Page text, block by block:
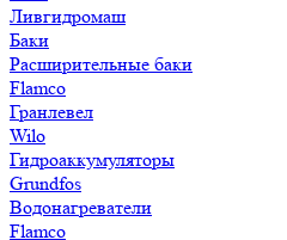
Ливгидромаш
Баки
Расширительные баки
Flamco
Гранлевел
Wilo
Гидроаккумуляторы
Grundfos
Водонагреватели
Flamco